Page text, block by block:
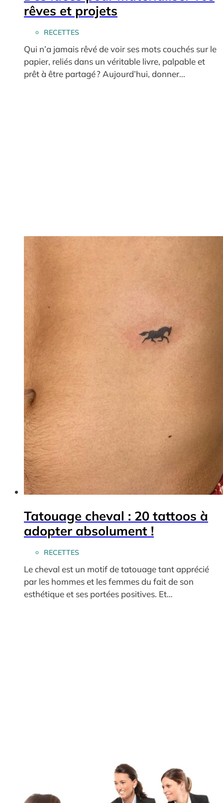
rêves et projets
RECETTES
Qui n’a jamais rêvé de voir ses mots couchés sur le
papier, reliés dans un véritable livre, palpable et
prêt à être partagé ? Aujourd’hui, donner...
Tatouage cheval : 20 tattoos à
adopter absolument !
RECETTES
Le cheval est un motif de tatouage tant apprécié
par les hommes et les femmes du fait de son
esthétique et ses portées positives. Et…